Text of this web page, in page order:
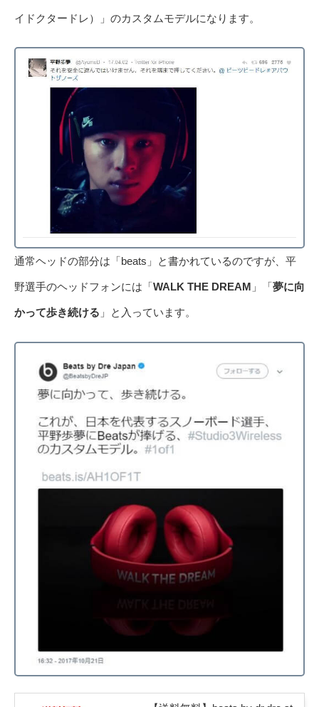
イドクタードレ）」のカスタムモデルになります。
通常ヘッドの部分は「beats」と書かれているのですが、平
野選手のヘッドフォンには「 WALK THE DREAM 」「 夢に向
かって歩き続ける 」と入っています。